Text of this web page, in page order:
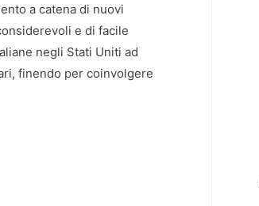
a catena di nuovi
e di facile
negli Stati Uniti ad
finendo per coinvolgere